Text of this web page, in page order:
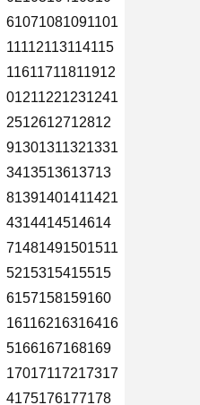
61071081091101
11112113114115
11611711811912
01211221231241
2512612712812
91301311321331
3413513613713
81391401411421
4314414514614
71481491501511
5215315415515
6157158159160
16116216316416
5166167168169
17017117217317
4175176177178